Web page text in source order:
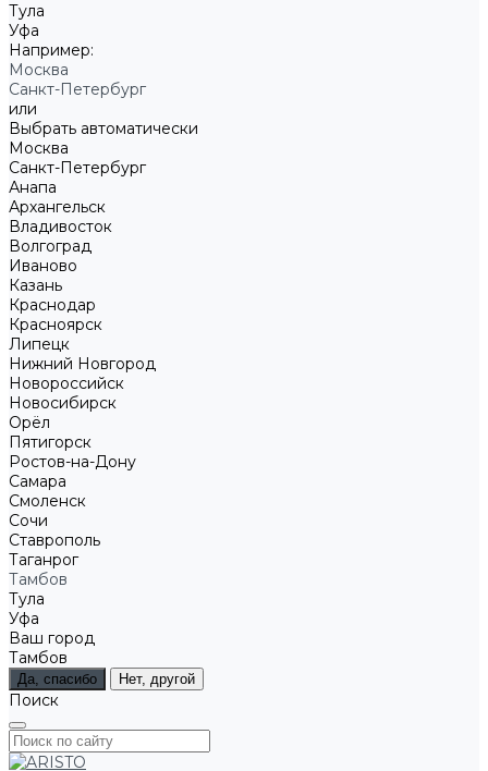
Тула
Уфа
Например:
Москва
Санкт-Петербург
или
Выбрать автоматически
Москва
Санкт-Петербург
Анапа
Архангельск
Владивосток
Волгоград
Иваново
Казань
Краснодар
Красноярск
Липецк
Нижний Новгород
Новороссийск
Новосибирск
Орёл
Пятигорск
Ростов-на-Дону
Самара
Смоленск
Сочи
Ставрополь
Таганрог
Тамбов
Тула
Уфа
Ваш город
Тамбов
Да, спасибо Нет, другой
Поиск